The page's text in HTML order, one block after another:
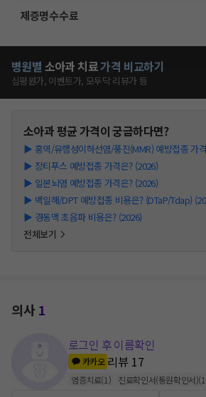
제증명수수료
병원별 소아과 치료가격 비교하기
심평원가, 이벤트가, 모두닥 리뷰가 등
소아과평균 가격이 궁금하다면?
▶ 홍역/유행성이하선염/풍진(MMR) 예방접종 가
▶ 장티푸스 예방접종 가격은? (2026)
▶ 일본뇌염 예방접종 가격은? (2026)
▶ 백일해/DPT 예방접종 비용은? (DTaP/Tdap)
▶ 경동맥 초음파 비용은? (2026)
전체보기
의사1
로그인 후 이름확인
카카오 리뷰 17
염증치료(1 ) 진료확인서(통원확인서)(1